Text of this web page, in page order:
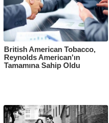
British American Tobacco,
Reynolds American'ın
Tamamına Sahip Oldu